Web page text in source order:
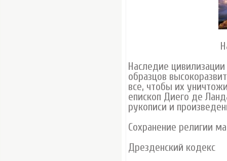
Наследие
образцов
все, чтобы их
епископ Диего де
рукописи и
Сохранение религии
Дрезденский кодекс